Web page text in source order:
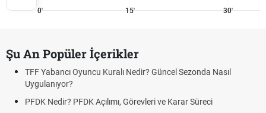
0' 15' 30'
Şu An Popüler İçerikler
TFF Yabancı Oyuncu Kuralı Nedir? Güncel Sezonda Nasıl
Uygulanıyor?
PFDK Nedir? PFDK Açılımı, Görevleri ve Karar Süreci